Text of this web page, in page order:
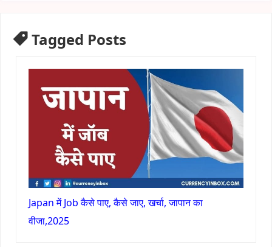
Tagged Posts
Japan में Job कैसे पाए, कैसे जाए, खर्चा, जापान का
वीजा,2025